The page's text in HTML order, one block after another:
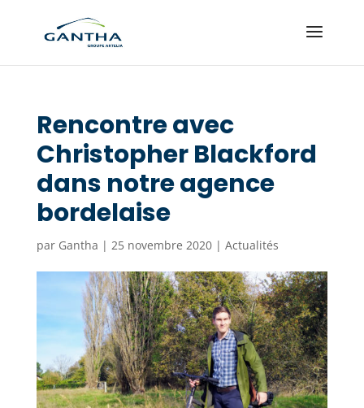
Rencontre avec
Christopher Blackford
dans notre agence
bordelaise
par Gantha | 25 novembre 2020| Actualités